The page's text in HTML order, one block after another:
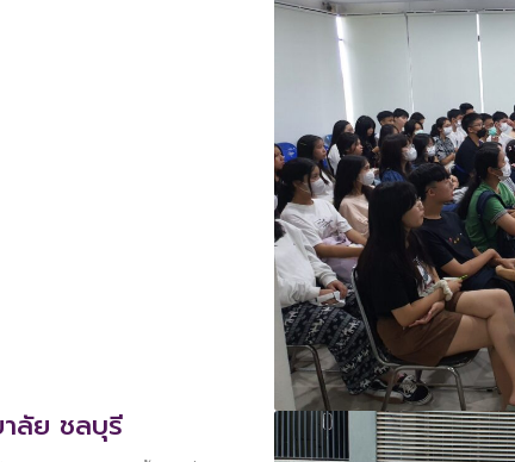
ลัย ชลบุรี